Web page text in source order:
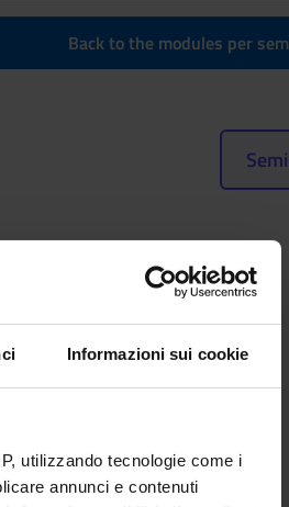
Informazioni sui cookie
utilizzando tecnologie come i
annunci e contenuti
Back to the modules per
(until 2007-2008)
(SSD)